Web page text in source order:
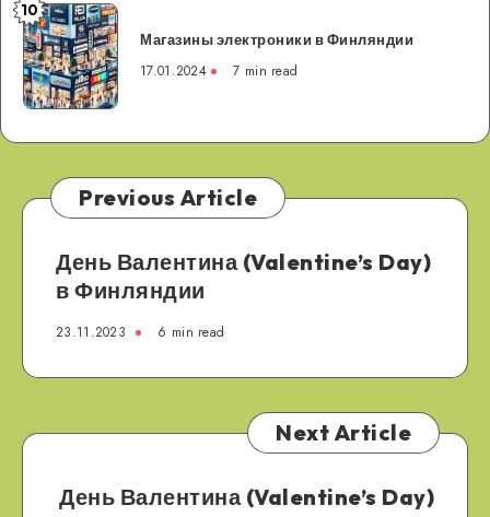
Магазины
электроники
в
Финляндии
10
Магазины электроники в Финляндии
17.01.2024 7 min read
Previous Article
День Валентина (Valentine’s Day)
в Финляндии
23.11.2023 6 min read
Next Article
День Валентина (Valentine’s Day)